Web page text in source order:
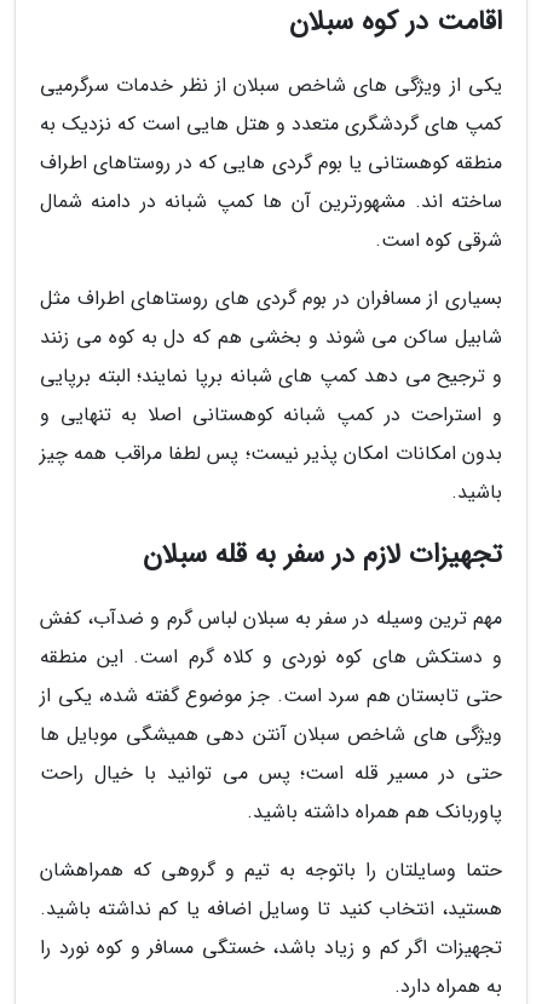
اقامت در کوه سبلان
یکی از ویژگی های شاخص سبلان از نظر خدمات سرگرمیی
کمپ های گردشگری متعدد و هتل هایی است که نزدیک به
منطقه کوهستانی یا بوم گردی هایی که در روستاهای اطراف
ساخته اند. مشهورترین آن ها کمپ شبانه در دامنه شمال
شرقی کوه است.
بسیاری از مسافران در بوم گردی های روستاهای اطراف مثل
شابیل ساکن می شوند و بخشی هم که دل به کوه می زنند
و ترجیح می دهد کمپ های شبانه برپا نمایند؛ البته برپایی
و استراحت در کمپ شبانه کوهستانی اصلا به تنهایی و
بدون امکانات امکان پذیر نیست؛ پس لطفا مراقب همه چیز
باشید.
تجهیزات لازم در سفر به قله سبلان
مهم ترین وسیله در سفر به سبلان لباس گرم و ضدآب، کفش
و دستکش های کوه نوردی و کلاه گرم است. این منطقه
حتی تابستان هم سرد است. جز موضوع گفته شده، یکی از
ویژگی های شاخص سبلان آنتن دهی همیشگی موبایل ها
حتی در مسیر قله است؛ پس می توانید با خیال راحت
پاوربانک هم همراه داشته باشید.
حتما وسایلتان را باتوجه به تیم و گروهی که همراهشان
هستید، انتخاب کنید تا وسایل اضافه یا کم نداشته باشید.
تجهیزات اگر کم و زیاد باشد، خستگی مسافر و کوه نورد را
به همراه دارد.